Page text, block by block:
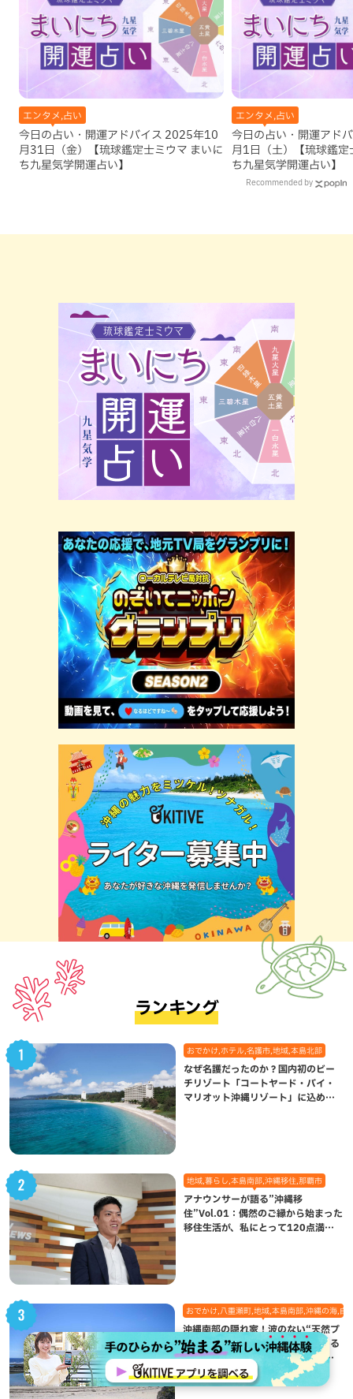
エンタメ,占い
今日の占い・開運アドバイス 2025年10
月31日（金）【琉球鑑定士ミウマ まいに
ち九星気学開運占い】
エンタメ,占い
今日の占い・開運アド
月1日（土）【琉球鑑定
ち九星気学開運占い】
Recommended by
ランキング
おでかけ,ホテル,名護市,地域,本島北部
なぜ名護だったのか？国内初のビー
チリゾート「コートヤード・バイ・
マリオット沖縄リゾート」に込めら
地域,暮らし,本島南部,沖縄移住,那覇市
アナウンサーが語る”沖縄移
住”Vol.01：偶然のご縁から始まった
移住生活が、私にとって120点満点
おでかけ,八重瀬町,地域,本島南部,沖縄の海,自
沖縄南部の隠れ家！波のない“天然プ
ール”で遊んで熱帯魚観察も楽しめる
個性あふれる「玻名城の郷ビーチ」
（八重瀬町）